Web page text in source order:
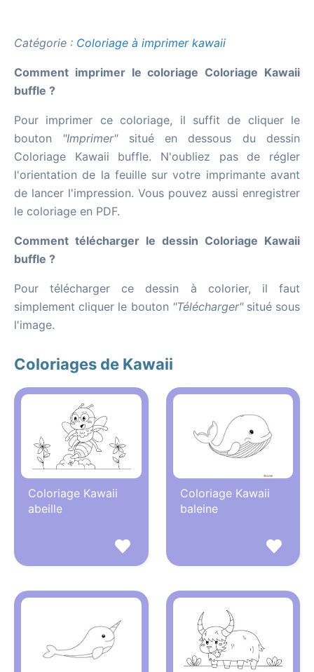
Catégorie : Coloriage à imprimer kawaii
Comment imprimer le coloriage Coloriage Kawaii
buffle ?
Pour imprimer ce coloriage, il suffit de cliquer le
bouton "Imprimer"situé en dessous du dessin
Coloriage Kawaii buffle. N'oubliez pas de régler
l'orientation de la feuille sur votre imprimante avant
de lancer l'impression. Vous pouvez aussi enregistrer
le coloriage en PDF.
Comment télécharger le dessin Coloriage Kawaii
buffle ?
Pour télécharger ce dessin à colorier, il faut
simplement cliquer le bouton "Télécharger"situé sous
l'image.
Coloriages de Kawaii
Coloriage Kawaii
abeille
Coloriage Kawaii
baleine